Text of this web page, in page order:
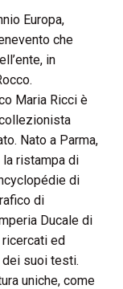
Europa,
che
in
Maria Ricci è
Nato a Parma,
ristampa di
di
di
Ducale di
ricercati ed
suoi testi.
uniche, come